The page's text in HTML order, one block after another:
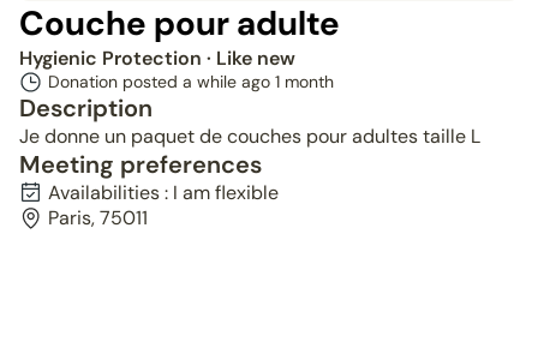
Couche pour adulte
Hygienic Protection · Like new
Donation posted a while ago 1 month
Description
Je donne un paquet de couches pour adultes taille L
Meeting preferences
Availabilities : I am flexible
Paris, 75011